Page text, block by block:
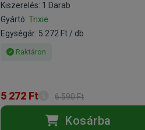
Kiszerelés: 1 Darab
Gyártó: Trixie
Egységár: 5 272 Ft / db
Raktáron
5 272 Ft 6 590 Ft
Kosárba